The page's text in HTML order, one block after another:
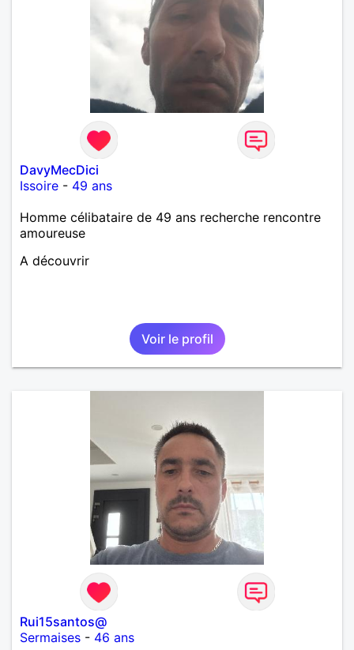
DavyMecDici
Issoire - 49 ans
Homme célibataire de 49 ans recherche rencontre
amoureuse
A découvrir
Voir le profil
Rui15santos@
Sermaises - 46 ans